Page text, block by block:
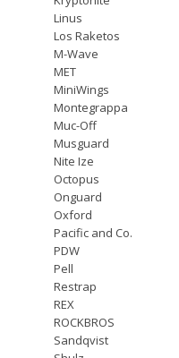
Linus
Los Raketos
M-Wave
MET
MiniWings
Montegrappa
Muc-Off
Musguard
Nite Ize
Octopus
Onguard
Oxford
Pacific and Co.
PDW
Pell
Restrap
REX
ROCKBROS
Sandqvist